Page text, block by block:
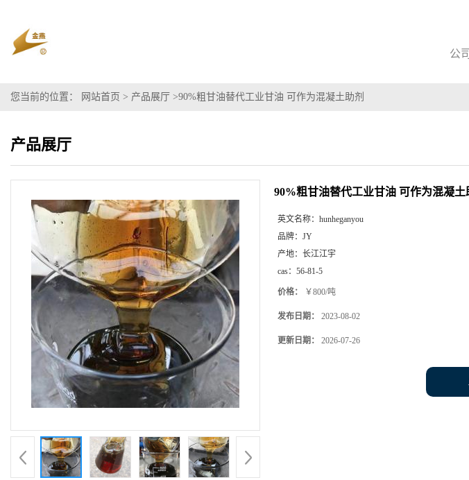
公
您当前的位置： 网站首页 > 产品展厅 >90%粗甘油替代工业甘油 可作为混凝土助剂
产品展厅
90%粗甘油替代工业甘油 可作为混凝土
英文名称： hunheganyou
品牌： JY
产地： 长江江宇
cas： 56-81-5
价格： ￥800/吨
发布日期： 2023-08-02
更新日期： 2026-07-26